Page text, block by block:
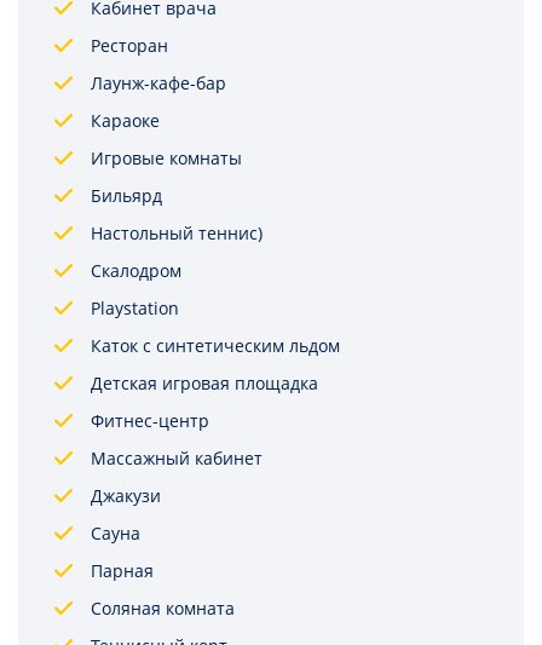
Кабинет врача
Ресторан
Лаунж-кафе-бар
Караоке
Игровые комнаты
Бильярд
Настольный теннис)
Скалодром
Playstation
Каток с синтетическим льдом
Детская игровая площадка
Фитнес-центр
Массажный кабинет
Джакузи
Сауна
Парная
Соляная комната